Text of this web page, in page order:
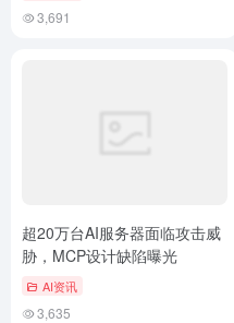
3,691
超20万台AI服务器面临攻击威
胁，MCP设计缺陷曝光
AI资讯
3,635